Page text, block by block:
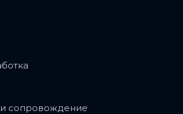
сопровождение